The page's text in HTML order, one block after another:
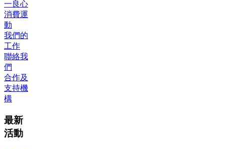
一良心
消費運
動
我們的
工作
聯絡我
們
合作及
支持機
構
最新
活動